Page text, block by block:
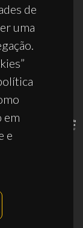
de
uma
em
e
2025